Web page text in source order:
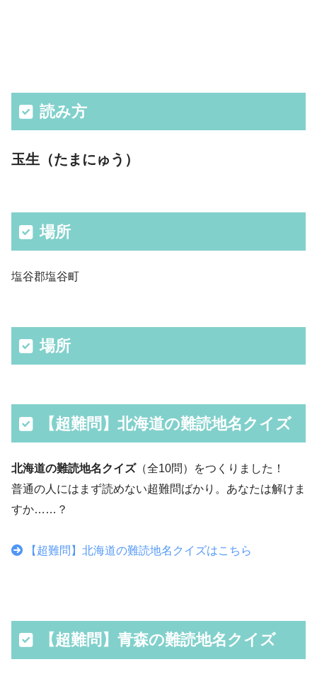
読み方
玉生（たまにゅう）
場所
塩谷郡塩谷町
場所
【超難問】北海道の難読地名クイズ
北海道の難読地名クイズ（全10問）をつくりました！
普通の人にはまず読めない超難問ばかり。あなたは解けま
すか……？
【超難問】北海道の難読地名クイズはこちら
【超難問】青森の難読地名クイズ